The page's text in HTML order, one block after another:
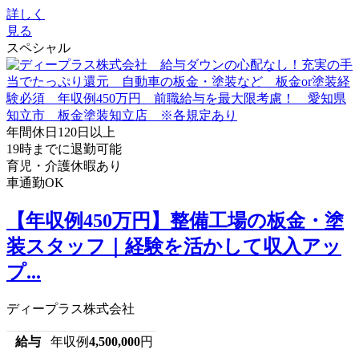
詳しく
見る
スペシャル
年間休日120日以上
19時までに退勤可能
育児・介護休暇あり
車通勤OK
【年収例450万円】整備工場の板金・塗
装スタッフ｜経験を活かして収入アッ
プ...
ディープラス株式会社
給与 年収例4,500,000円